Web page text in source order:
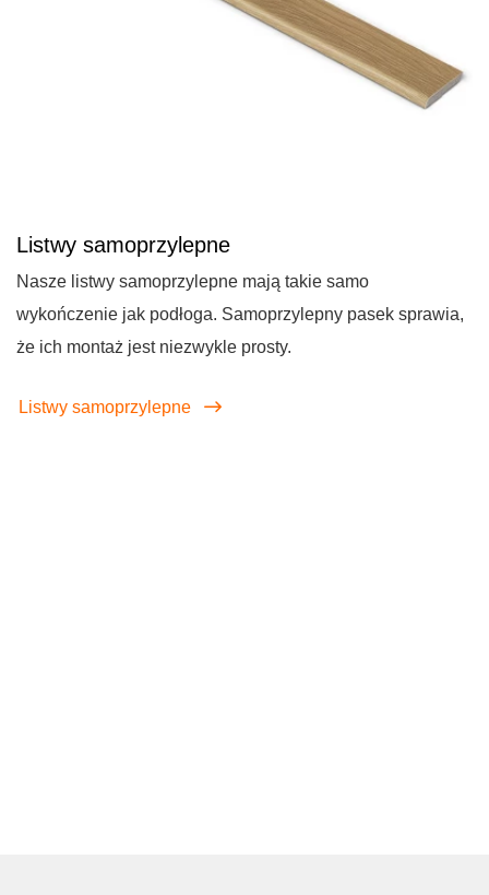
Listwy samoprzylepne
Nasze listwy samoprzylepne mają takie samo
wykończenie jak podłoga. Samoprzylepny pasek sprawia,
że ich montaż jest niezwykle prosty.
Listwy samoprzylepne